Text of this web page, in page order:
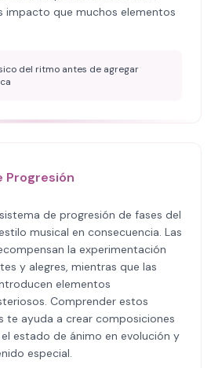
impacto que muchos elementos
del ritmo antes de agregar
Progresión
de progresión de fases del
musical en consecuencia. Las
la experimentación
y alegres, mientras que las
elementos
Comprender estos
te ayuda a crear composiciones
estado de ánimo en evolución y
especial.